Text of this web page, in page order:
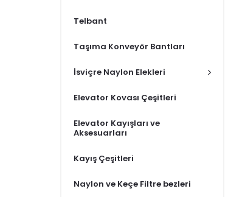
Telbant
Taşıma Konveyör Bantları
İsviçre Naylon Elekleri
Elevator Kovası Çeşitleri
Elevator Kayışları ve
Aksesuarları
Kayış Çeşitleri
Naylon ve Keçe Filtre bezleri